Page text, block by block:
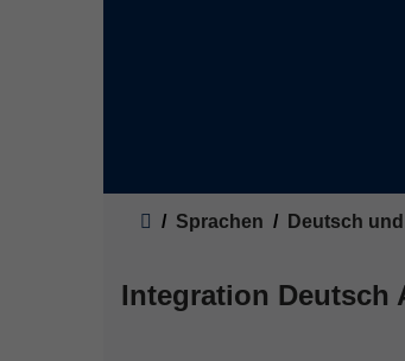
Sprachen Deutsch
Integration Deutsch